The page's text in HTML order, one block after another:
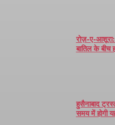
रोज़-ए-आशूरा:
बातिल के
हुसैनाबाद
समय में होगी